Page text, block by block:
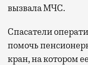
вызвала МЧС.
Спасатели
помочь
кран, на котором